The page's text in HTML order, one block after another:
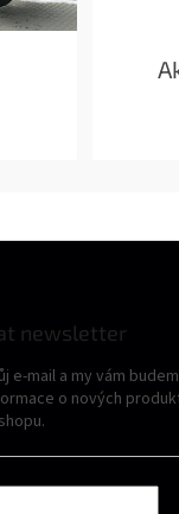
newsletter
e-mail a my vám
o nových